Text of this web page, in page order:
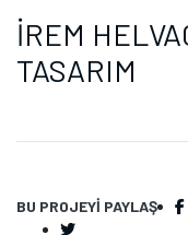
İREM
TASARIM
BU PROJEYI PAYLAŞ